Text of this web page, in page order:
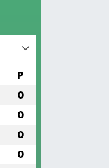
P
0
0
0
0